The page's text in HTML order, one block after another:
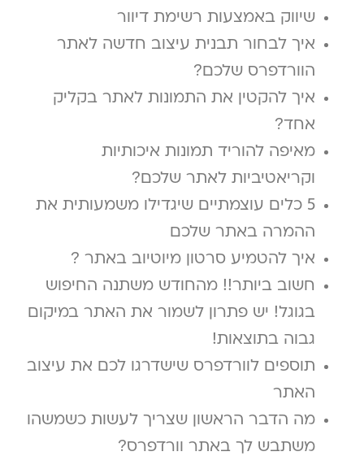
שיווק באמצעות רשימת דיוור
איך לבחור תבנית עיצוב חדשה לאתר
הוורדפרס שלכם?
איך להקטין את התמונות לאתר בקליק
אחד?
מאיפה להוריד תמונות איכותיות
וקריאטיביות לאתר שלכם?
5 כלים עוצמתיים שיגדילו משמעותית את
ההמרה באתר שלכם
איך להטמיע סרטון מיוטיוב באתר ?
חשוב ביותר!! מהחודש משתנה החיפוש
בגוגל! יש פתרון לשמור את האתר במיקום
גבוה בתוצאות!
תוספים לוורדפרס שישדרגו לכם את עיצוב
האתר
מה הדבר הראשון שצריך לעשות כשמשהו
משתבש לך באתר וורדפרס?